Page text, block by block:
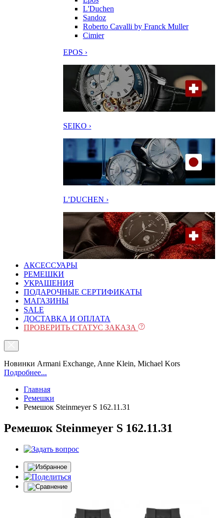
L'Duchen
Sandoz
Roberto Cavalli by Franck Muller
Cimier
EPOS ›
SEIKO ›
L’DUCHEN ›
АКСЕССУАРЫ
РЕМЕШКИ
УКРАШЕНИЯ
ПОДАРОЧНЫЕ СЕРТИФИКАТЫ
МАГАЗИНЫ
SALE
ДОСТАВКА И ОПЛАТА
ПРОВЕРИТЬ СТАТУС ЗАКАЗА
Новинки Armani Exchange, Anne Klein, Michael Kors
Подробнее...
Главная
Ремешки
Ремешок Steinmeyer S 162.11.31
Ремешок Steinmeyer S 162.11.31